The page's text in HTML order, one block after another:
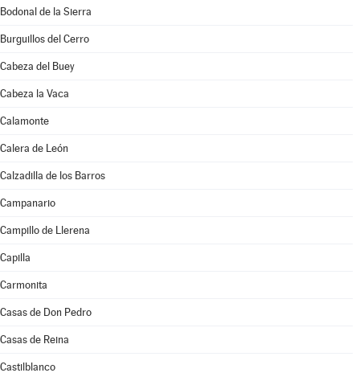
Bodonal de la Sierra
Burguillos del Cerro
Cabeza del Buey
Cabeza la Vaca
Calamonte
Calera de León
Calzadilla de los Barros
Campanario
Campillo de Llerena
Capilla
Carmonita
Casas de Don Pedro
Casas de Reina
Castilblanco